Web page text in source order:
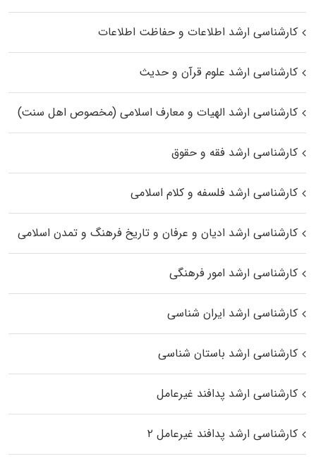
کارشناسی ارشد اطلاعات و حفاظت اطلاعات
کارشناسی ارشد علوم قرآن و حدیث
کارشناسی ارشد الهیات و معارف اسلامی (مخصوص اهل سنت)
کارشناسی ارشد فقه و حقوق
کارشناسی ارشد فلسفه و کلام اسلامی
کارشناسی ارشد ادیان و عرفان و تاریخ فرهنگ و تمدن اسلامی
کارشناسی ارشد امور فرهنگی
کارشناسی ارشد ایران شناسی
کارشناسی ارشد باستان شناسی
کارشناسی ارشد پدافند غیرعامل
کارشناسی ارشد پدافند غیرعامل ۲